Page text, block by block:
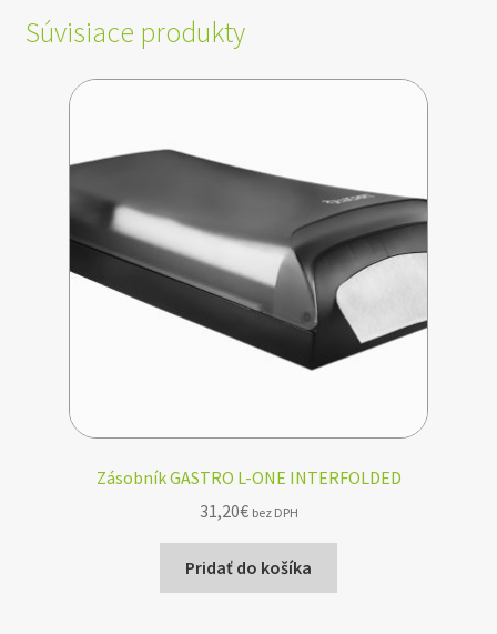
Súvisiace produkty
Zásobník GASTRO L-ONE INTERFOLDED
31,20€ bez DPH
Pridať do košíka